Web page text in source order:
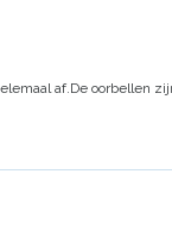
af.De oorbellen